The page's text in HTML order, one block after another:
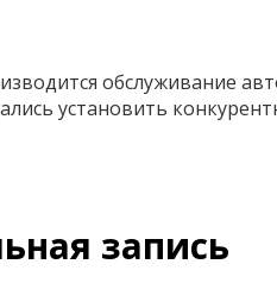
обслуживание
установить
запись